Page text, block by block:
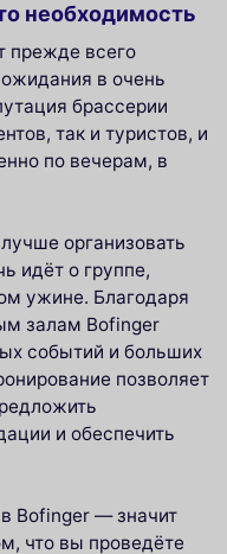
необходимость
прежде всего
в очень
браcсерии
так и туристов, и
по вечерам, в
организовать
идёт о группе,
ужине. Благодаря
залам Bofinger
событий и больших
позволяет
и обеспечить
Bofinger — значит
что вы проведёте